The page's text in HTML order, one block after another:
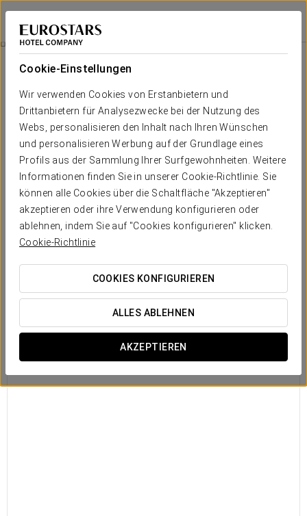
Cookie-Einstellungen
Wir verwenden Cookies von Erstanbietern und
Drittanbietern für Analysezwecke bei der Nutzung des
Webs, personalisieren den Inhalt nach Ihren Wünschen
und personalisieren Werbung auf der Grundlage eines
Profils aus der Sammlung Ihrer Surfgewohnheiten. Weitere
Informationen finden Sie in unserer Cookie-Richtlinie. Sie
können alle Cookies über die Schaltfläche "Akzeptieren"
akzeptieren oder ihre Verwendung konfigurieren oder
ablehnen, indem Sie auf "Cookies konfigurieren" klicken.
Cookie-Richtlinie
COOKIES KONFIGURIEREN
ALLES ABLEHNEN
AKZEPTIEREN
Eurostars Patios de Córdoba
CÓRDOBA
Verpflegung